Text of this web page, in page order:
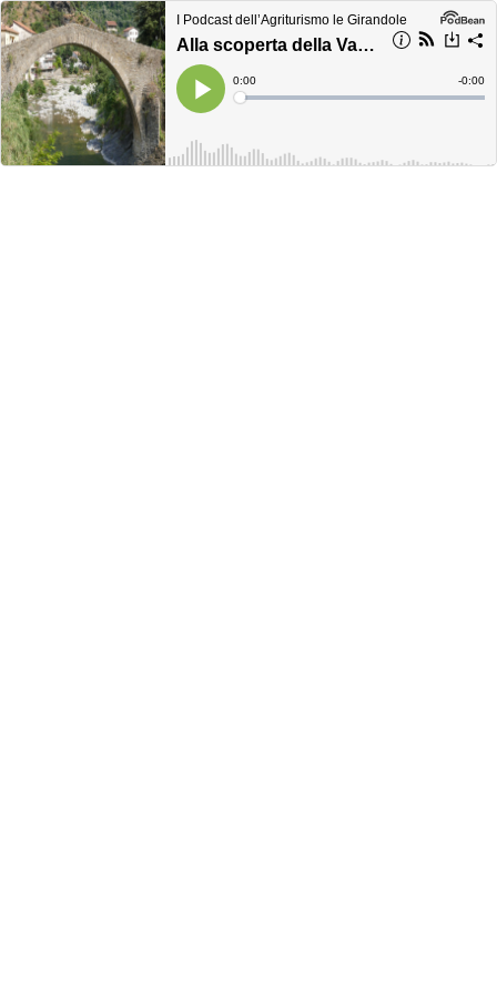
I Podcast dell’Agriturismo le Girandole
Alla scoperta della Valle Argentina da Taggia a Carpasio
Play
Current
Time
0:00
Loaded:
Time
-0:00